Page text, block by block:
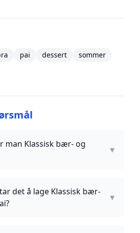
pai dessert
sommer
man Klassisk bær- og
▼
det å lage Klassisk bær-
▼